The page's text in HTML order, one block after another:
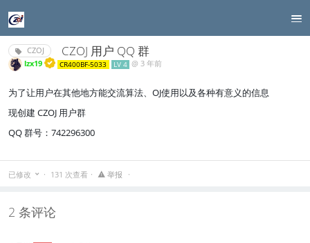
CZOJ CZOJ 用户 QQ 群
lzx19 CR400BF-5033 LV 4 @3 年前
为了让用户在其他地方能交流算法、OJ使用以及各种有意义的信息
现创建 CZOJ 用户群
QQ 群号：742296300
已修改 131 次查看 举报
2 条评论